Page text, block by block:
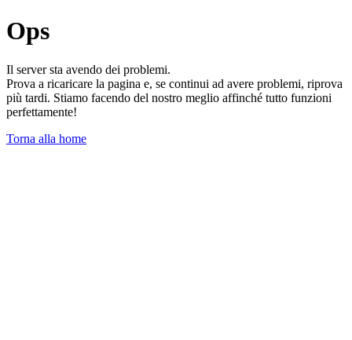
Ops
Il server sta avendo dei problemi.
Prova a ricaricare la pagina e, se continui ad avere problemi, riprova
più tardi. Stiamo facendo del nostro meglio affinché tutto funzioni
perfettamente!
Torna alla home